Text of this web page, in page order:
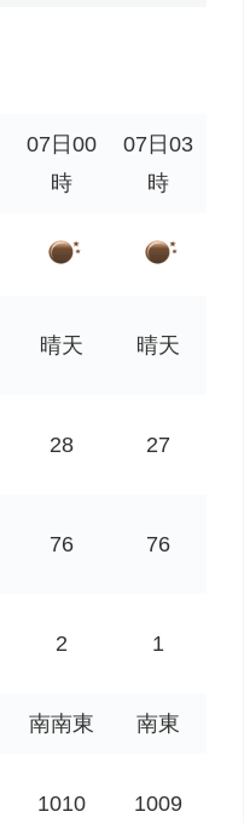
07日00
時
07日03
時
晴天 晴天
28 27
76 76
2 1
南南東 南東
1010 1009